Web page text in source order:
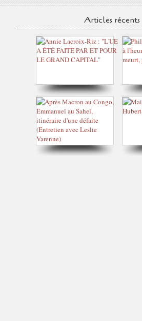
Articles récents